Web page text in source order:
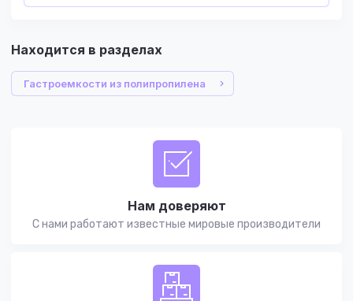
Находится в разделах
Гастроемкости из полипропилена
Нам доверяют
С нами работают известные мировые производители